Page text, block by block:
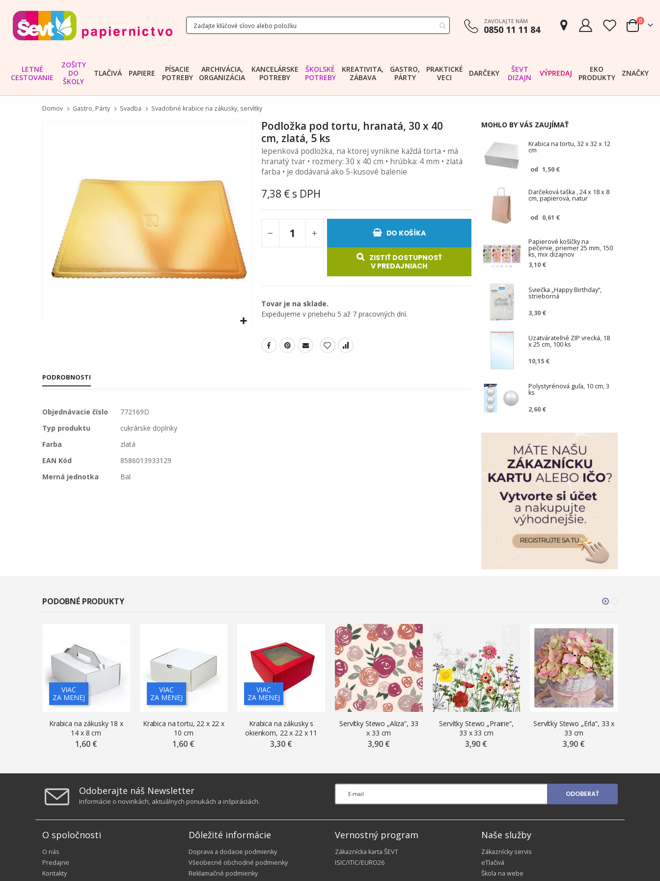
ZAVOLAJTE NÁM
0850 11 11 84 Cart
0
LETNÉ
CESTOVANIE
ZOŠITY
DO
ŠKOLY
TLAČIVÁ PAPIERE
PÍSACIE
POTREBY
ARCHIVÁCIA,
ORGANIZÁCIA
KANCELÁRSKE
POTREBY
ŠKOLSKÉ
POTREBY
KREATIVITA,
ZÁBAVA
GASTRO,
PÁRTY
PRAKTICKÉ
VECI
DARČEKY
ŠEVT
DIZAJN
VÝPREDAJ
EKO
PRODUKTY
ZNAČKY
Domov Gastro, Párty Svadba Svadobné krabice na zákusky, servítky
Podložka pod tortu, hranatá, 30 x 40
cm, zlatá, 5 ks
lepenková podložka, na ktorej vynikne každá torta • má
hranatý tvar • rozmery: 30 x 40 cm • hrúbka: 4 mm • zlatá
farba • je dodávaná ako 5-kusové balenie
7,38 €
DO KOŠÍKA
ZISTIŤ DOSTUPNOSŤ
V PREDAJNIACH
Tovar je na sklade.
Expedujeme v priebehu 5 až 7 pracovných dní.
PODROBNOSTI
Viac
informácií
Objednávacie číslo
772169D
Typ produktu
cukrárske doplnky
Farba
zlatá
EAN Kód
8586013933129
Merná jednotka
Bal
MOHLO BY VÁS ZAUJÍMAŤ
Krabica na tortu, 32 x 32 x 12
cm
od 1,50 €
Darčeková taška , 24 x 18 x 8
cm, papierová, natur
od 0,61 €
Papierové košíčky na
pečenie, priemer 25 mm, 150
ks, mix dizajnov
3,10 €
Sviečka „Happy Birthday“,
strieborná
3,30 €
Uzatvárateľné ZIP vrecká, 18
x 25 cm, 100 ks
10,15 €
Polystyrénová guľa, 10 cm, 3
ks
2,60 €
PODOBNÉ PRODUKTY
VIAC
ZA MENEJ
Krabica na zákusky 18 x
14 x 8 cm
1,60 €
VIAC
ZA MENEJ
Krabica na tortu, 22 x 22 x
10 cm
1,60 €
VIAC
ZA MENEJ
Krabica na zákusky s
okienkom, 22 x 22 x 11
cm, červená
3,30 €
Servítky Stewo „Aliza“, 33
x 33 cm
3,90 €
Servítky Stewo „Prairie“,
33 x 33 cm
3,90 €
Servítky Stewo „Erla“, 33 x
33 cm
3,90 €
Odoberajte náš Newsletter
Informácie o novinkách, aktuálnych ponukách a inšpiráciách.
ODOBERAŤ
O spoločnosti
O nás
Predajne
Kontakty
Dôležité informácie
Doprava a dodacie podmienky
Všeobecné obchodné podmienky
Reklamačné podmienky
Vernostný program
Zákaznícka karta ŠEVT
ISIC/ITIC/EURO26
Naše služby
Zákaznícky servis
eTlačivá
Škola na webe